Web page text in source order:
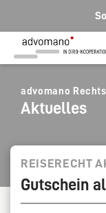
Ihre
Ihr direkter Kontakt
Telefon Hagen
+49 2331 91599-0
Per E-Mail für Sie
mail@advomano.de
advomano
Aktuelles
REISERECHT
Gutschein